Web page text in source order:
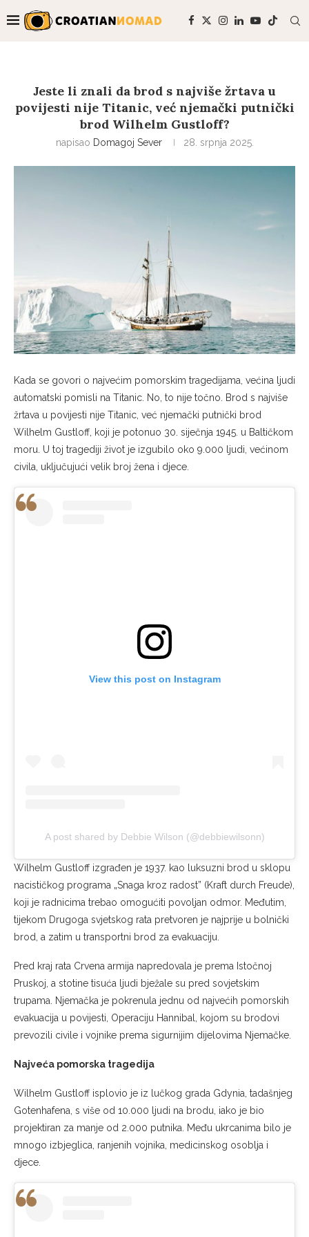
Jeste li znali da brod s najviše žrtava u
povijesti nije Titanic, već njemački putnički
brod Wilhelm Gustloff?
napisao Domagoj Sever 28. srpnja 2025.
Kada se govori o najvećim pomorskim tragedijama, većina ljudi
automatski pomisli na Titanic. No, to nije točno. Brod s najviše
žrtava u povijesti nije Titanic, već njemački putnički brod
Wilhelm Gustloff, koji je potonuo 30. siječnja 1945. u Baltičkom
moru. U toj tragediji život je izgubilo oko 9.000 ljudi, većinom
civila, uključujući velik broj žena i djece.
View this post on Instagram
A post shared by Debbie Wilson (@debbiewilsonn)
Wilhelm Gustloff izgrađen je 1937. kao luksuzni brod u sklopu
nacističkog programa „Snaga kroz radost” (Kraft durch Freude),
koji je radnicima trebao omogućiti povoljan odmor. Međutim,
tijekom Drugoga svjetskog rata pretvoren je najprije u bolnički
brod, a zatim u transportni brod za evakuaciju.
Pred kraj rata Crvena armija napredovala je prema Istočnoj
Pruskoj, a stotine tisuća ljudi bježale su pred sovjetskim
trupama. Njemačka je pokrenula jednu od najvećih pomorskih
evakuacija u povijesti, Operaciju Hannibal, kojom su brodovi
prevozili civile i vojnike prema sigurnijim dijelovima Njemačke.
Najveća pomorska tragedija
Wilhelm Gustloff isplovio je iz lučkog grada Gdynia, tadašnjeg
Gotenhafena, s više od 10.000 ljudi na brodu, iako je bio
projektiran za manje od 2.000 putnika. Među ukrcanima bilo je
mnogo izbjeglica, ranjenih vojnika, medicinskog osoblja i
djece.